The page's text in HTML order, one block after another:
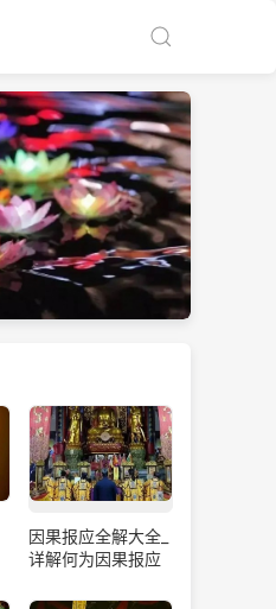
因果报应全解大全_
详解何为因果报应